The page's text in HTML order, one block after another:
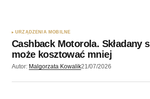
URZĄDZENIA MOBILNE
Cashback Motorola. Składany
może kosztować mniej
Autor: Malgorzata Kowalik21/07/2026